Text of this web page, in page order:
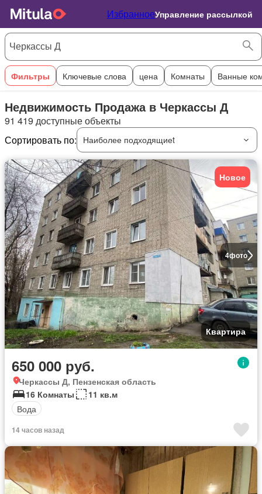
ИзбранноеУправление рассылкой
Фильтры Ключевые слова цена Комнаты Ванные
Недвижимость Продажа в Черкассы Д
91 419 доступные объекты
Сортировать по:
Наиболее подходящиеt
4фото
Новое
Квартира
650 000 руб.
Черкассы Д, Пензенская область
16 Комнаты
11 кв.м
Вода
14 часов назад